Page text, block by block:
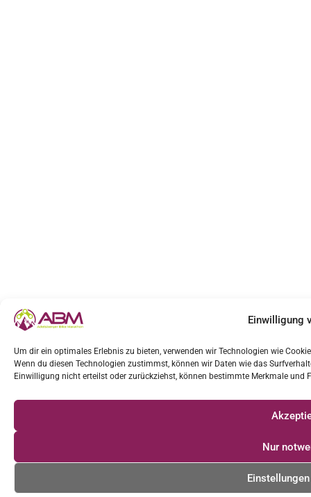
Einwilligung
Um dir ein optimales Erlebnis zu bieten, verwenden wir Technologien wie
Wenn du diesen Technologien zustimmst, können wir Daten wie das
Einwilligung nicht erteilst oder zurückziehst, können bestimmte Merkmale und
Nur